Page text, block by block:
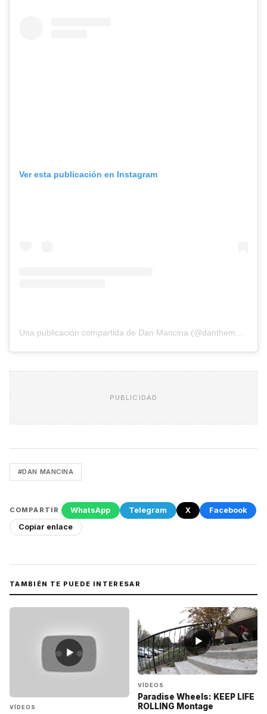
Ver esta publicación en Instagram
PUBLICIDAD
#DAN MANCINA
COMPARTIR WhatsApp Telegram X
Facebook
Copiar enlace
TAMBIÉN TE PUEDE INTERESAR
▶
VÍDEOS
▶
VÍDEOS
Paradise Wheels: KEEP LIFE
ROLLING Montage